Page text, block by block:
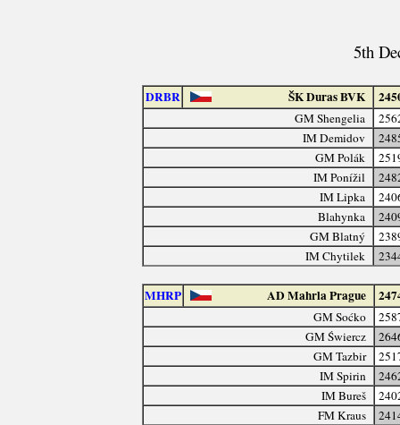
5th
DRBR ŠK Duras BVK
GM Shengelia
IM Demidov
GM Polák
IM Ponížil
IM Lipka
Blahynka
GM Blatný
IM Chytilek
MHRP AD Mahrla Prague
GM Soćko
GM Świercz
GM Tazbir
IM Spirin
IM Bureš
FM Kraus